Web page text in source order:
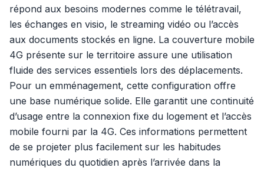
répond aux besoins modernes comme le télétravail,
les échanges en visio, le streaming vidéo ou l’accès
aux documents stockés en ligne. La couverture mobile
4G présente sur le territoire assure une utilisation
fluide des services essentiels lors des déplacements.
Pour un emménagement, cette configuration offre
une base numérique solide. Elle garantit une continuité
d’usage entre la connexion fixe du logement et l’accès
mobile fourni par la 4G. Ces informations permettent
de se projeter plus facilement sur les habitudes
numériques du quotidien après l’arrivée dans la